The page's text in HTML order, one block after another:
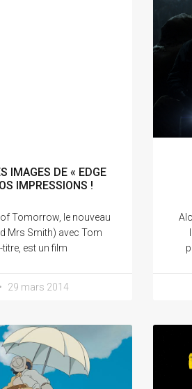
IMAGES DE « EDGE
IMPRESSIONS !
Tomorrow, le nouveau
Mrs Smith) avec Tom
est un film
29 mars 2014